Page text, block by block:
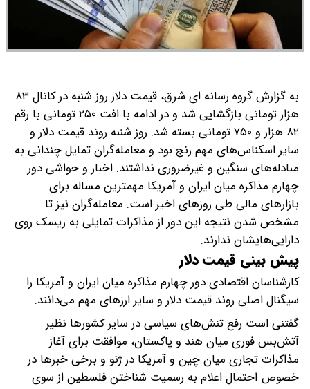
به گزارش گروه رسانه ای شرق، قیمت دلار روز شنبه در کانال ۸۳
هزار تومانی بازگشایی شد و در ادامه با افت ۲۵۰ تومانی با رقم
۸۲ هزار و ۷۵۰ تومانی بسته شد. روز شنبه روند قیمت دلار و
سایر اسکناس‌های مهم رنج بود و معامله‌گران تمایل چندانی به
مبادله‌های سنگین و غیرضروری نداشتند. اخبار و حواشی دور
چهارم مذاکره میان ایران و آمریکا مهمترین مساله برای
بازارهای مالی طی روزهای اخیر است. معامله‌گران نیز تا
مشخص شدن نتیجه این دور از مذاکرات تمایلی به ریسک روی
دارایی‌هایشان ندارند.
پیش بینی قیمت دلار
کارشناسان اقتصادی دور چهارم مذاکره میان ایران و آمریکا را
سیگنال اصلی روند قیمت دلار و سایر ارزهای مهم می‌دانند.
گفتنی است رفع تنش‌های سیاسی در سایر کشورها نظیر
آتش‌بس فوری میان هند و پاکستان، موافقت برای آغاز
مذاکرات تجاری میان چین و آمریکا در ژنو و برخی خبرها در
خصوص احتمال اعلام به رسمیت شناختن فلسطین از سوی